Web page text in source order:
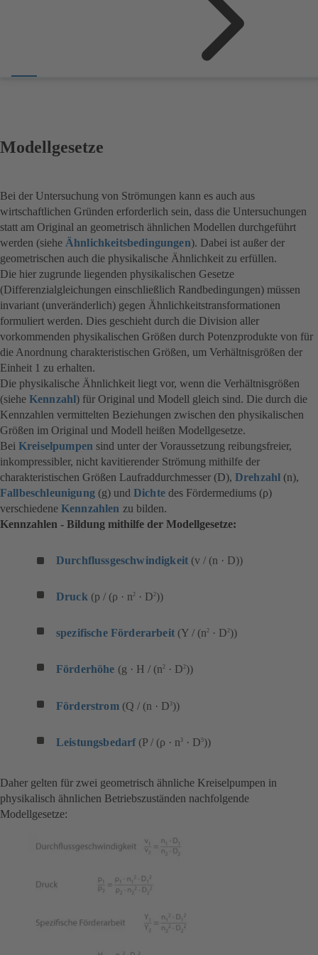
Modellgesetze
Bei der Untersuchung von Strömungen kann es auch aus
wirtschaftlichen Gründen erforderlich sein, dass die Untersuchungen
statt am Original an geometrisch ähnlichen Modellen durchgeführt
werden (siehe Ähnlichkeitsbedingungen). Dabei ist außer der
geometrischen auch die physikalische Ähnlichkeit zu erfüllen.
Die hier zugrunde liegenden physikalischen Gesetze
(Differenzialgleichungen einschließlich Randbedingungen) müssen
invariant (unveränderlich) gegen Ähnlichkeitstransformationen
formuliert werden. Dies geschieht durch die Division aller
vorkommenden physikalischen Größen durch Potenzprodukte von für
die Anordnung charakteristischen Größen, um Verhältnisgrößen der
Einheit 1 zu erhalten.
Die physikalische Ähnlichkeit liegt vor, wenn die Verhältnisgrößen
(siehe Kennzahl) für Original und Modell gleich sind. Die durch die
Kennzahlen vermittelten Beziehungen zwischen den physikalischen
Größen im Original und Modell heißen Modellgesetze.
Bei Kreiselpumpen sind unter der Voraussetzung reibungsfreier,
inkompressibler, nicht kavitierender Strömung mithilfe der
charakteristischen Größen Laufraddurchmesser (D), Drehzahl (n),
Fallbeschleunigung (g) und Dichtedes Fördermediums (ρ)
verschiedene Kennzahlen zu bilden.
Kennzahlen - Bildung mithilfe der Modellgesetze:
Durchflussgeschwindigkeit (v / (n · D))
Druck (p / (ρ · n2· D2))
spezifische Förderarbeit(Y / (n2· D2))
Förderhöhe (g · H / (n2· D2))
Förderstrom(Q / (n · D3))
Leistungsbedarf(P / (ρ · n3 · D5))
Daher gelten für zwei geometrisch ähnliche Kreiselpumpen in
physikalisch ähnlichen Betriebszuständen nachfolgende
Modellgesetze: